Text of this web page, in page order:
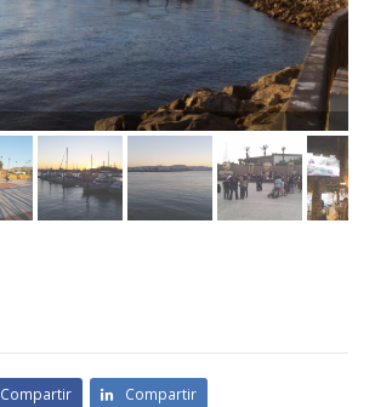
20170129_164803
Compartir
Compartir